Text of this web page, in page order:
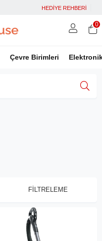
HEDİYE REHBERİ
Çevre Birimleri
0
FILTRELEME